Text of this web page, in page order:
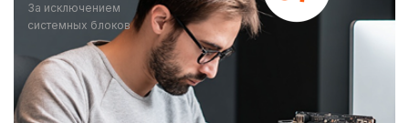
За исключением
системных блоков